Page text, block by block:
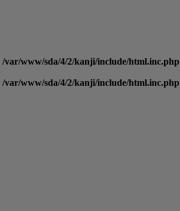
/var/www/sda/4/2/kanji/include/html.inc.php
/var/www/sda/4/2/kanji/include/html.inc.php